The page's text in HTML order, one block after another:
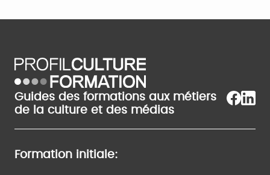
Guides des formations aux métiers
de la culture et des médias
Formation initiale: